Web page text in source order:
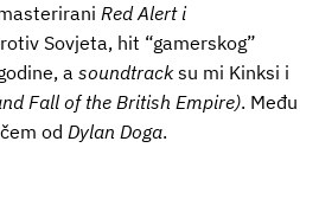
Red Alert i
Sovjeta, hit “gamerskog”
a soundtracksu mi Kinksi i
Fall of the British Empire). Među
od Dylan Doga.